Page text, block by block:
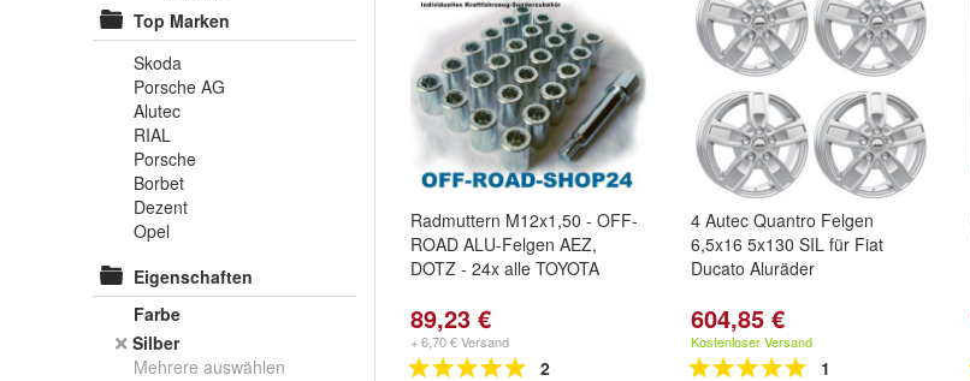
Top Marken
Skoda
Porsche AG
Alutec
RIAL
Porsche
Borbet
Dezent
Opel
Eigenschaften
Farbe
Silber
Mehrere auswählen
Radmuttern M12x1,50 - OFF-
ROAD ALU-Felgen AEZ,
DOTZ - 24x alle TOYOTA
89,23 €
+ 6,70 € Versand
2
4 Autec Quantro Felgen
6,5x16 5x130 SIL für Fiat
Ducato Aluräder
604,85 €
Kostenloser Versand
1